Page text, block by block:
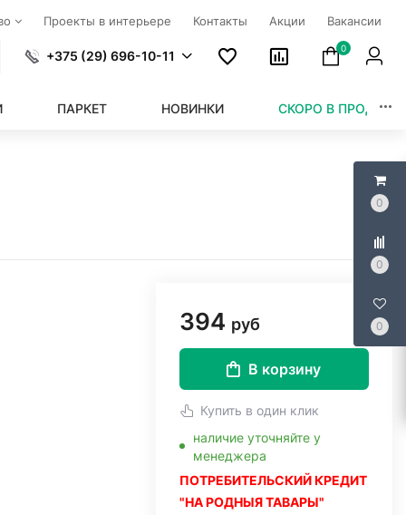
0
0
0
Проекты в интерьере Контакты Акции Вакансии
+375 (29) 696-10-11
0
ПАРКЕТ НОВИНКИ СКОРО В ПРОДАЖЕ
394 руб
В корзину
Купить в один клик
наличие уточняйте у
менеджера
ПОТРЕБИТЕЛЬСКИЙ КРЕДИТ
"НА РОДНЫЯ ТАВАРЫ"